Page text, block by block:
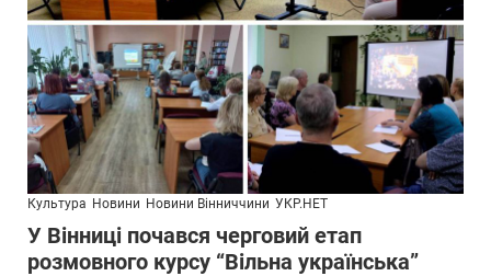
Культура Новини Новини Вінниччини УКР.НЕТ
У Вінниці почався черговий етап
розмовного курсу “Вільна українська”